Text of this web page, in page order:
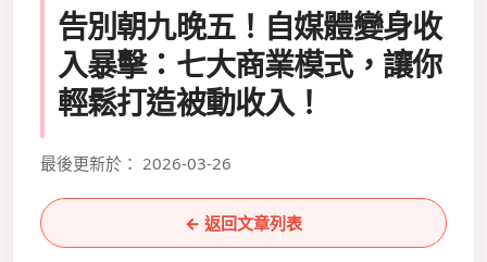
告別朝九晚五！自媒體變身收
入暴擊：七大商業模式，讓你
輕鬆打造被動收入！
最後更新於： 2026-03-26
← 返回文章列表